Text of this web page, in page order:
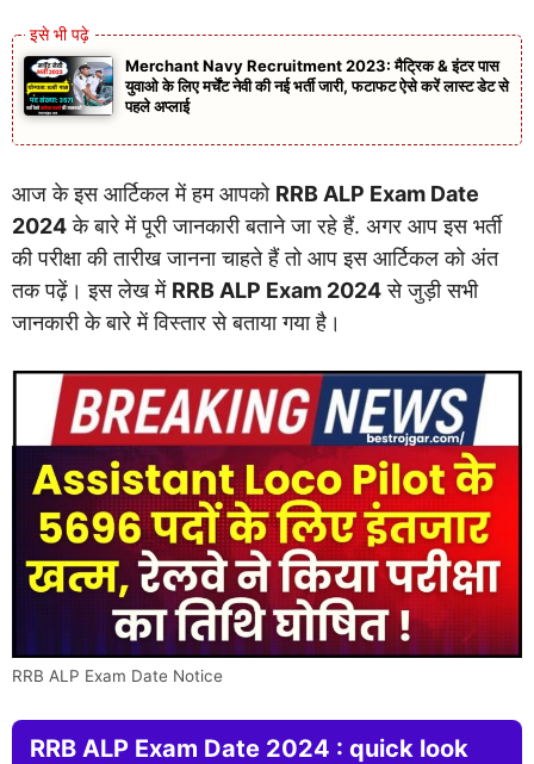
Merchant Navy Recruitment 2023: मैट्रिक & इंटर पास
युवाओ के लिए मर्चेंट नेवी की नई भर्ती जारी, फटाफट ऐसे करें लास्ट डेट से
पहले अप्लाई
आज के इस आर्टिकल में हम आपको RRB ALP Exam Date
2024के बारे में पूरी जानकारी बताने जा रहे हैं. अगर आप इस भर्ती
की परीक्षा की तारीख जानना चाहते हैं तो आप इस आर्टिकल को अंत
तक पढ़ें। इस लेख में RRB ALP Exam 2024से जुड़ी सभी
जानकारी के बारे में विस्तार से बताया गया है।
RRB ALP Exam Date Notice
RRB ALP Exam Date 2024 : quick look